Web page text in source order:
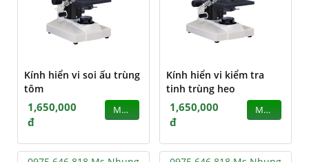
Kính hiển vi soi ấu trùng
tôm
1,650,000
đ
MUA
Kính hiển vi kiểm tra
tinh trùng heo
1,650,000
đ
MUA